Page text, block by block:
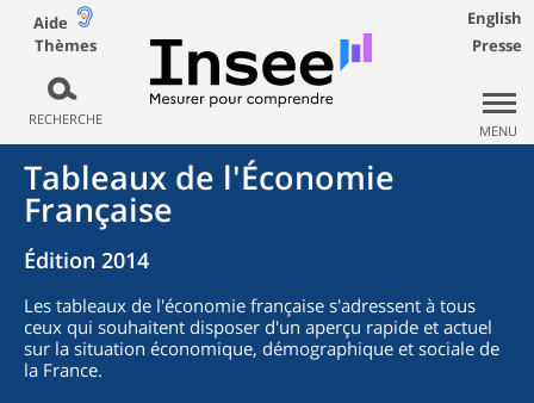
Aide
Thèmes
RECHERCHE
English
Presse
MENU
Tableaux de l'Économie
Française
Édition 2014
Les tableaux de l'économie française s'adressent à tous
ceux qui souhaitent disposer d'un aperçu rapide et actuel
sur la situation économique, démographique et sociale de
la France.